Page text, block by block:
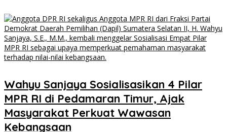
Wahyu Sanjaya Sosialisasikan 4 Pilar
MPR RI di Pedamaran Timur, Ajak
Masyarakat Perkuat Wawasan
Kebangsaan